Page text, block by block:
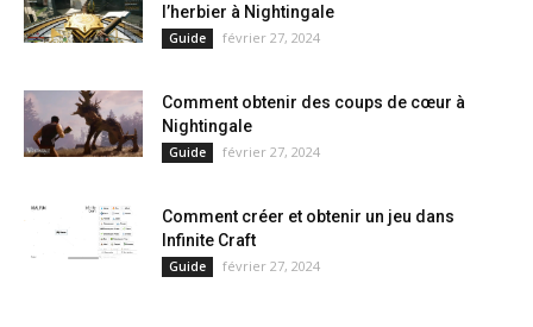
l’herbier à Nightingale
Guide février 27, 2024
Comment obtenir des coups de cœur à
Nightingale
Guide février 27, 2024
Comment créer et obtenir un jeu dans
Infinite Craft
Guide février 27, 2024